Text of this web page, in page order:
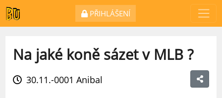
PŘIHLÁŠENÍ
Na jaké koně sázet v MLB ?
30.11.-0001 Anibal